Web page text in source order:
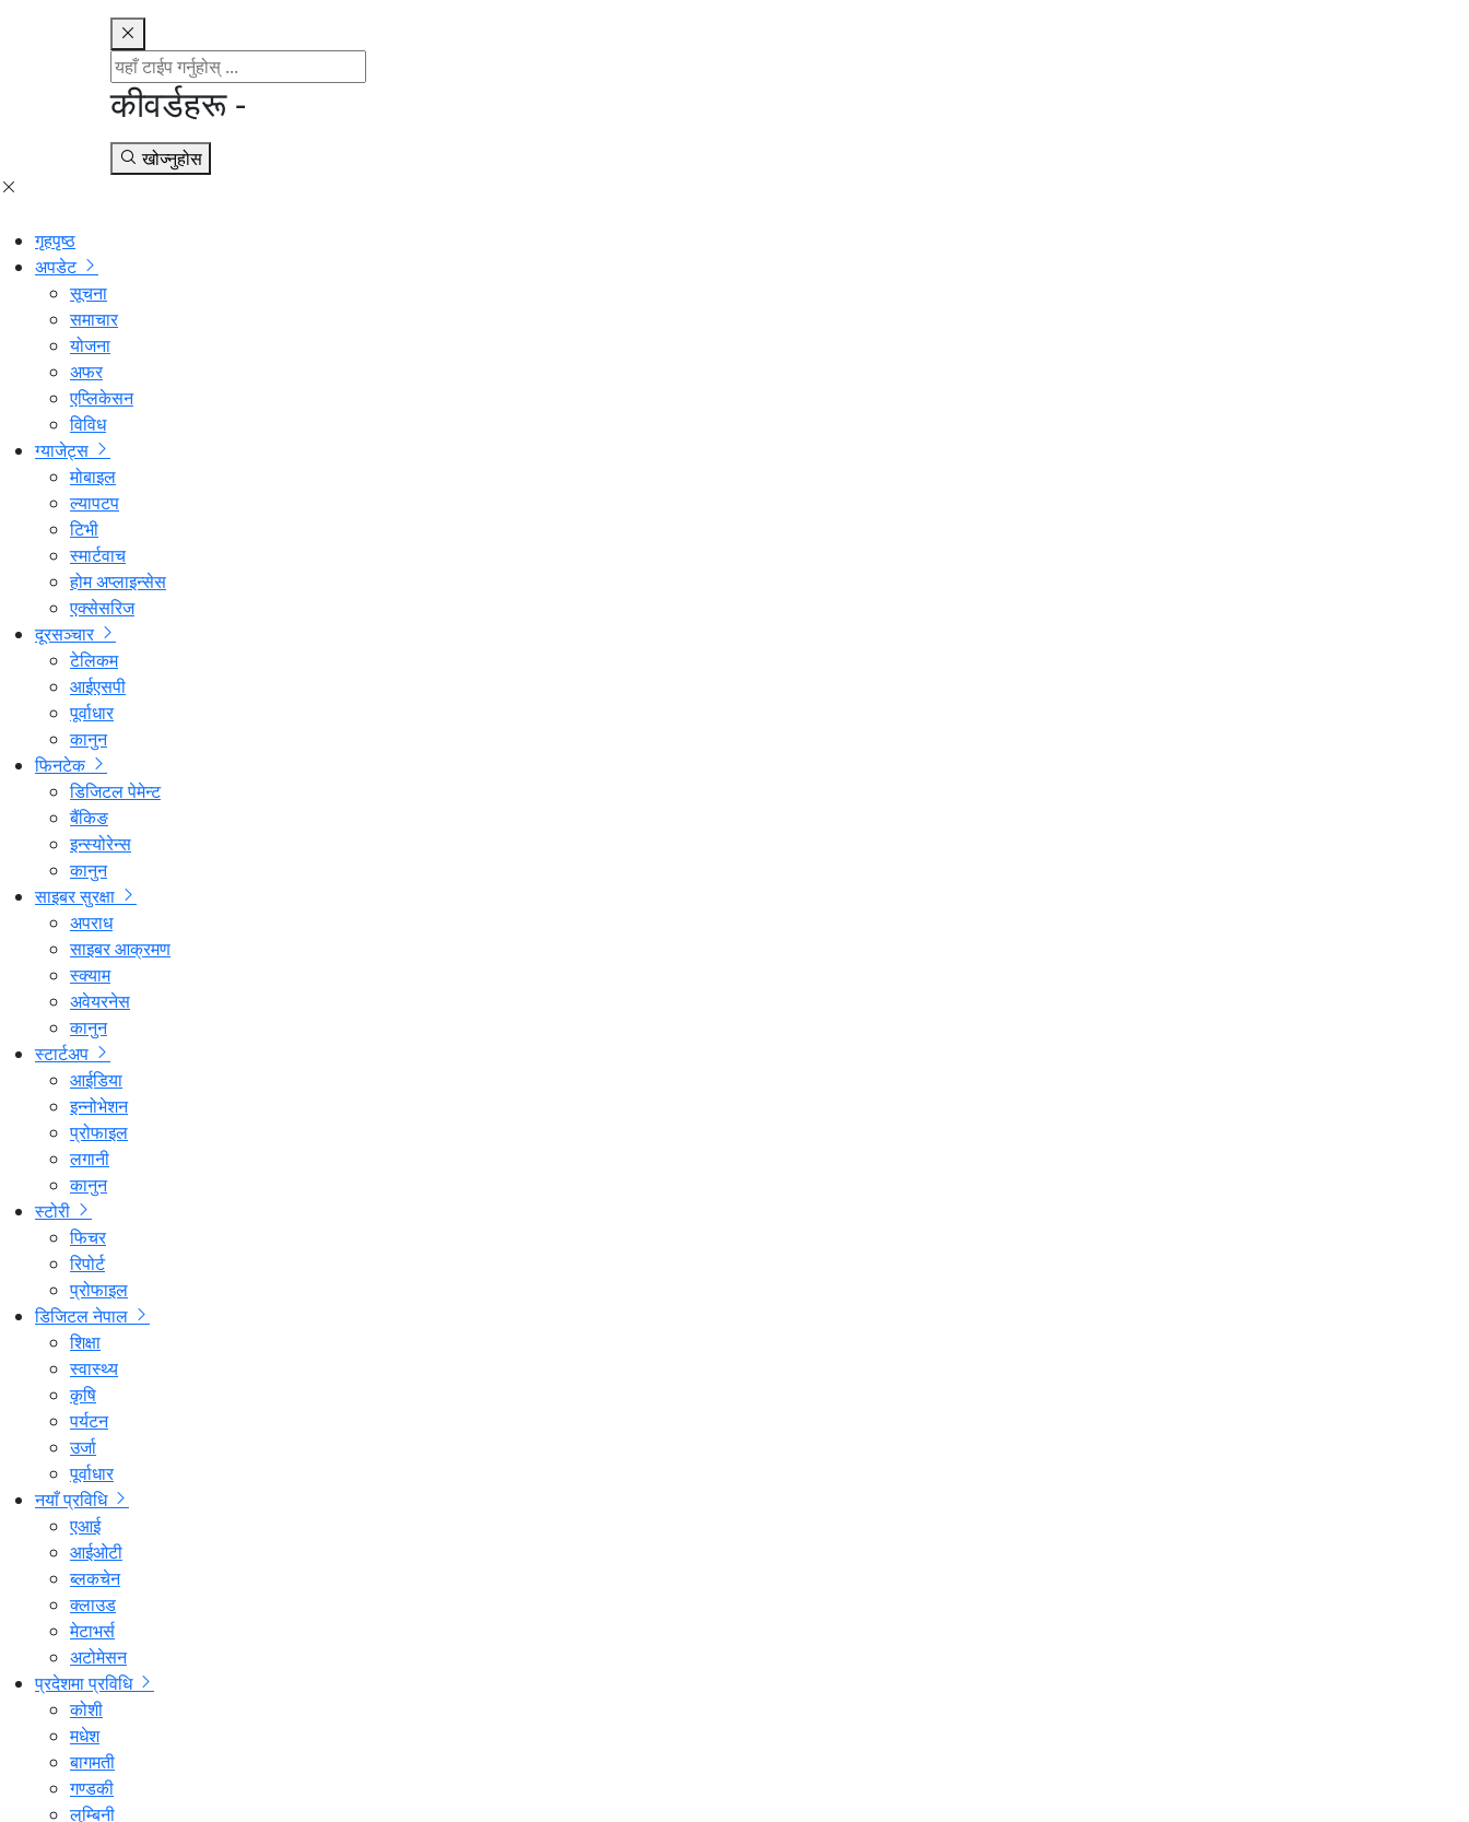
कीवर्डहरू -
खोज्नुहोस
गृहपृष्ठ
अपडेट
सूचना
समाचार
योजना
अफर
एप्लिकेसन
विविध
ग्याजेट्स
मोबाइल
ल्यापटप
टिभी
स्मार्टवाच
होम अप्लाइन्सेस
एक्सेसरिज
दूरसञ्चार
टेलिकम
आईएसपी
पूर्वाधार
कानुन
फिनटेक
डिजिटल पेमेन्ट
बैंकिङ
इन्स्योरेन्स
कानुन
साइबर सुरक्षा
अपराध
साइबर आक्रमण
स्क्याम
अवेयरनेस
कानुन
स्टार्टअप
आईडिया
इन्नोभेशन
प्रोफाइल
लगानी
कानुन
स्टोरी
फिचर
रिपोर्ट
प्रोफाइल
डिजिटल नेपाल
शिक्षा
स्वास्थ्य
कृषि
पर्यटन
उर्जा
पूर्वाधार
नयाँ प्रविधि
एआई
आईओटी
ब्लकचेन
क्लाउड
मेटाभर्स
अटोमेसन
प्रदेशमा प्रविधि
कोशी
मधेश
बागमती
गण्डकी
लुम्बिनी